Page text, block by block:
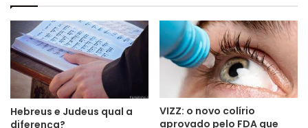
Hebreus e Judeus qual a
diferença?
VIZZ: o novo colírio
aprovado pelo FDA que